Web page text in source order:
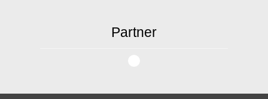
Partner